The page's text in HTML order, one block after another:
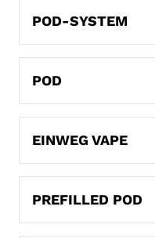
POD-SYSTEM
POD
EINWEG VAPE
PREFILLED POD